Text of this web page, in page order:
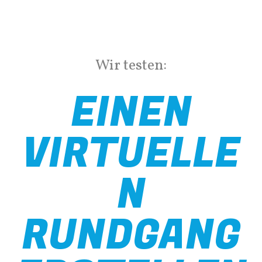
Wir testen:
EINEN
VIRTUELLE
N
RUNDGANG